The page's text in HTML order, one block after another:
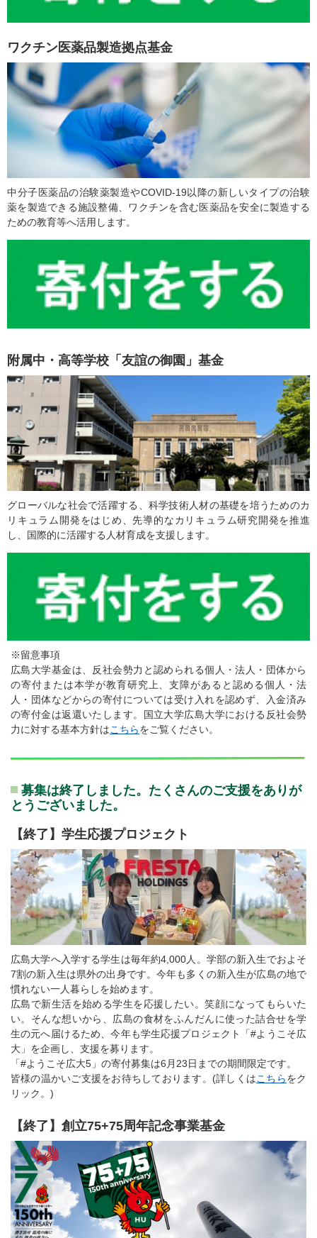
ワクチン医薬品製造拠点基金
中分子医薬品の治験薬製造やCOVID-19以降の新しいタイプの治験
薬を製造できる施設整備、ワクチンを含む医薬品を安全に製造する
ための教育等へ活用します。
附属中・高等学校「友誼の御園」基金
グローバルな社会で活躍する、科学技術人材の基礎を培うためのカ
リキュラム開発をはじめ、先導的なカリキュラム研究開発を推進
し、国際的に活躍する人材育成を支援します。
※留意事項
広島大学基金は、反社会勢力と認められる個人・法人・団体から
の寄付または本学が教育研究上、支障があると認める個人・法
人・団体などからの寄付については受け入れを認めず、入金済み
の寄付金は返還いたします。国立大学広島大学における反社会勢
力に対する基本方針はこちらをご覧ください。
募集は終了しました。たくさんのご支援をありが
とうございました。
【終了】学生応援プロジェクト
広島大学へ入学する学生は毎年約4,000人。学部の新入生でおよそ
7割の新入生は県外の出身です。今年も多くの新入生が広島の地で
慣れない一人暮らしを始めます。
広島で新生活を始める学生を応援したい。笑顔になってもらいた
い。そんな想いから、広島の食材をふんだんに使った詰合せを学
生の元へ届けるため、今年も学生応援プロジェクト「#ようこそ広
大」を企画し、支援を募ります。
「#ようこそ広大5」の寄付募集は6月23日までの期間限定です。
皆様の温かいご支援をお待ちしております。(詳しくはこちらをク
リック。)
【終了】創立75+75周年記念事業基金